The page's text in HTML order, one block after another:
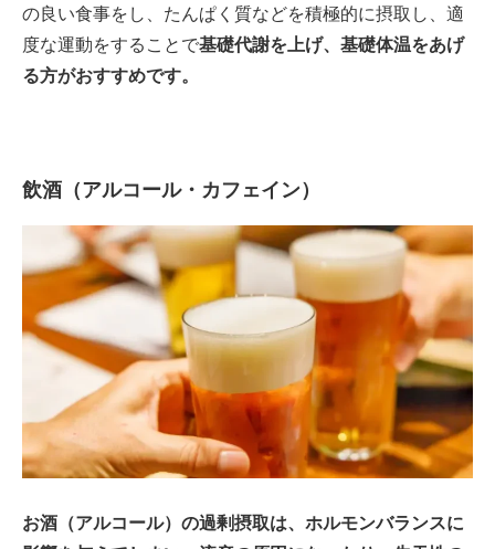
の良い食事をし、たんぱく質などを積極的に摂取し、適
度な運動をすることで基礎代謝を上げ、基礎体温をあげ
る方がおすすめです。
飲酒（アルコール・カフェイン）
お酒（アルコール）の過剰摂取は、ホルモンバランスに